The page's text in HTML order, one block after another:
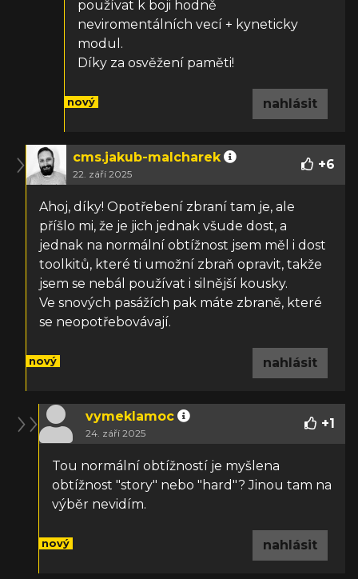
používat k boji hodně
neviromentálních vecí + kyneticky
modul.
Díky za osvěžení paměti!
nový nahlásit
cms.jakub-malcharek
22. září 2025
+6
Ahoj, díky! Opotřebení zbraní tam je, ale
příšlo mi, že je jich jednak všude dost, a
jednak na normální obtížnost jsem měl i dost
toolkitů, které ti umožní zbraň opravit, takže
jsem se nebál používat i silnější kousky.
Ve snových pasážích pak máte zbraně, které
se neopotřebovávají.
nový nahlásit
vymeklamoc
24. září 2025
+1
Tou normální obtížností je myšlena
obtížnost "story" nebo "hard"? Jinou tam na
výběr nevidím.
nový nahlásit